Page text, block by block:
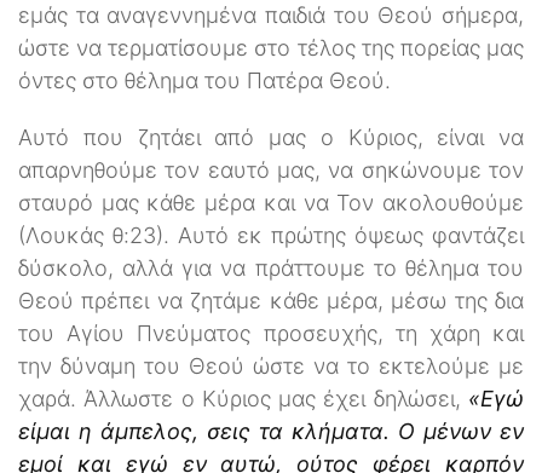
εμάς τα αναγεννημένα παιδιά του Θεού σήμερα,
ώστε να τερματίσουμε στο τέλος της πορείας μας
όντες στο θέλημα του Πατέρα Θεού.
Αυτό που ζητάει από μας ο Κύριος, είναι να
απαρνηθούμε τον εαυτό μας, να σηκώνουμε τον
σταυρό μας κάθε μέρα και να Τον ακολουθούμε
(Λουκάς θ:23). Αυτό εκ πρώτης όψεως φαντάζει
δύσκολο, αλλά για να πράττουμε το θέλημα του
Θεού πρέπει να ζητάμε κάθε μέρα, μέσω της δια
του Αγίου Πνεύματος προσευχής, τη χάρη και
την δύναμη του Θεού ώστε να το εκτελούμε με
χαρά. Άλλωστε ο Κύριος μας έχει δηλώσει, «Εγώ
είμαι η άμπελος, σεις τα κλήματα. Ο μένων εν
εμοί και εγώ εν αυτώ, ούτος φέρει καρπόν